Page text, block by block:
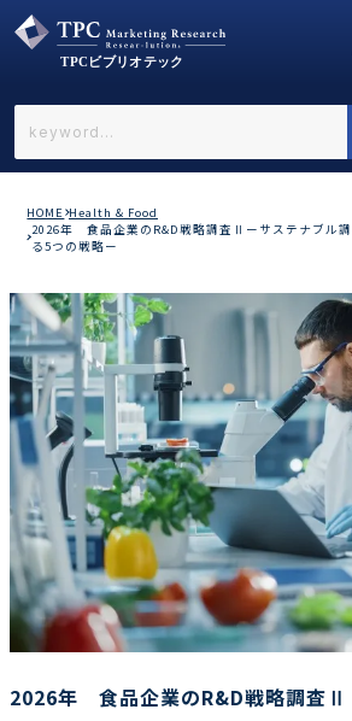
←戻る
業界で選ぶ
カテゴリで選ぶ
調査の種類で選ぶ
HOME Health & Food
2026年 食品企業のR&D戦略調査Ⅱーサステナブル調
る5つの戦略ー
2026年 食品企業のR&D戦略調査Ⅱ